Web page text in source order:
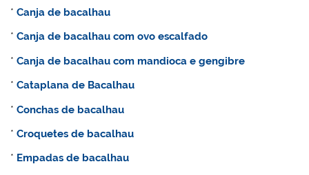
*Canja de bacalhau
*Canja de bacalhau com ovo escalfado
*Canja de bacalhau com mandioca e gengibre
*Cataplana de Bacalhau
*Conchas de bacalhau
*Croquetes de bacalhau
* Empadas de bacalhau